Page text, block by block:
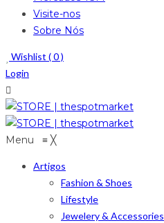
Visite-nos
Sobre Nós
Wishlist (0)
Login
Menu ≡ ╳
Artigos
Fashion & Shoes
Lifestyle
Jewelery & Accessories